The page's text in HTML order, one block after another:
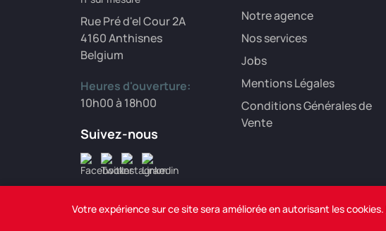
Rue Pré d'el Cour 2A
4160 Anthisnes
Belgium
Heures d'ouverture:
10h00 à 18h00
Suivez-nous
Notre agence
Nos services
Jobs
Mentions Légales
Conditions Générales de
Vente
Votre expérience sur ce site sera améliorée en autorisant les cookies.